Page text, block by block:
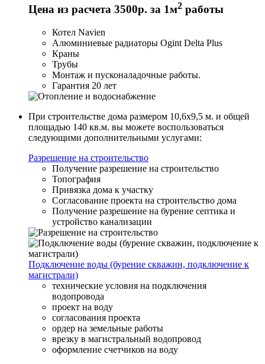
Цена из расчета 3500р. за 1м2 работы
Котел Navien
Алюминиевые радиаторы Ogint Delta Plus
Краны
Трубы
Монтаж и пусконаладочные работы.
Гарантия 20 лет
При строительстве дома размером 10,6x9,5 м. и общей
площадью 140 кв.м. вы можете воспользоваться
следующими дополнительными услугами:
Разрешение на строительство
Получение разрешение на строительство
Топография
Привязка дома к участку
Согласование проекта на строительство дома
Получение разрешение на бурение септика и
устройство канализации
Подключение воды (бурение скважин, подключение к
магистрали)
технические условия на подключения
водопровода
проект на воду
согласования проекта
ордер на земельные работы
врезку в магистральный водопровод
оформление счетчиков на воду